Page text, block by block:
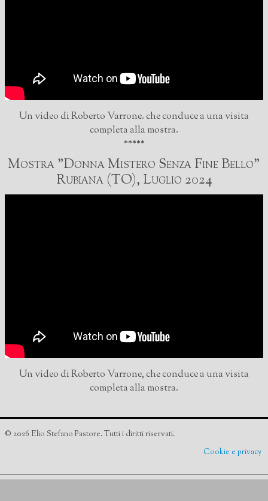
Un video di Roberto Varrone. che conduce a una visita
completa alla mostra.
*****
Mostra "Donna Mistero Senza Fine Bello"
Rubiana (TO), Luglio 2024
Un video di Roberto Varrone, che conduce a una visita
completa alla mostra.
© 2026 Elio Stefano Pastore. Tutti i diritti riservati.
Cookie e privacy